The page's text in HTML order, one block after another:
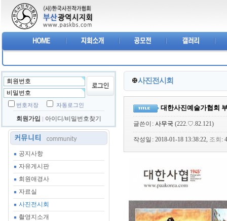
번호저장 자동로그인
회원가입 아이디/비밀번호찾기
공지사항
자유게시판
회원애경사
자료실
사진전시회
촬영지소개
사진전시회
대한사진예술가협회
글쓴이 : 사무국 (222.♡.82.121)
작성일 : 2018-01-18 13:38:22, 조회 :